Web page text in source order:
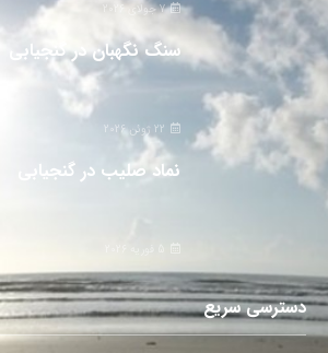
7 جولای 2026
سنگ نگهبان در گنجیابی
22 ژوئن 2026
نماد صلیب در گنجیابی
دسترسی سریع